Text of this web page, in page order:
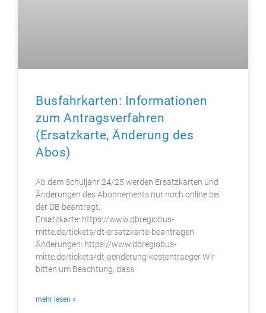
Busfahrkarten: Informationen
zum Antragsverfahren
(Ersatzkarte, Änderung des
Abos)
Ab dem Schuljahr 24/25 werden Ersatzkarten und
Änderungen des Abonnements nur noch online bei
der DB beantragt.
Ersatzkarte: https://www.dbregiobus-
mitte.de/tickets/dt-ersatzkarte-beantragen
Änderungen: https://www.dbregiobus-
mitte.de/tickets/dt-aenderung-kostentraeger Wir
bitten um Beachtung, dass
mehr lesen »